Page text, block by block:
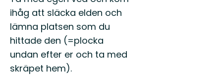
ihåg att släcka elden och
lämna platsen som du
hittade den (=plocka
undan efter er och ta med
skräpet hem).